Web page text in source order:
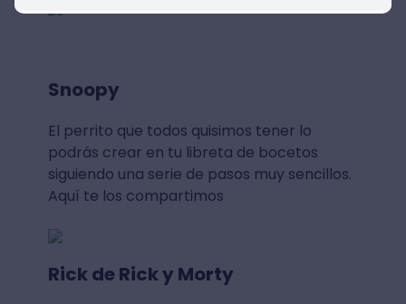
Snoopy
El perrito que todos quisimos tener lo
podrás crear en tu libreta de bocetos
siguiendo una serie de pasos muy sencillos.
Aquí te los compartimos
Rick de Rick y Morty